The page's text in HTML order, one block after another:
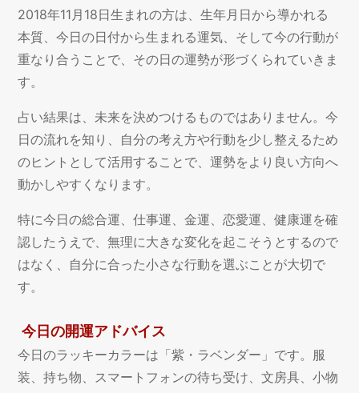
2018年11月18日生まれの方は、生年月日から導かれる
本質、今日の日付から生まれる運気、そして今の行動が
重なり合うことで、その日の運勢が形づくられていきま
す。
占い結果は、未来を決めつけるものではありません。今
日の流れを知り、自分の考え方や行動を少し整えるため
のヒントとして活用することで、運勢をより良い方向へ
動かしやすくなります。
特に今日の総合運、仕事運、金運、恋愛運、健康運を確
認したうえで、無理に大きな変化を起こそうとするので
はなく、自分に合った小さな行動を選ぶことが大切で
す。
今日の開運アドバイス
今日のラッキーカラーは「紫・ラベンダー」です。服
装、持ち物、スマートフォンの待ち受け、文房具、小物